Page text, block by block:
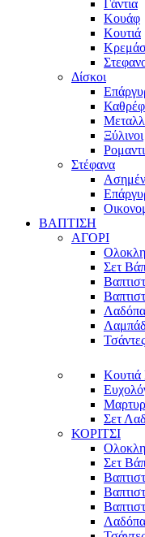
Γάντια
Κουάφ
Κουτιά
Δίσκοι
Ξύλινοι
Στέφανα
ΒΑΠΤΙΣΗ
ΑΓΟΡΙ
Σετ
Κουτιά
Σετ
ΚΟΡΙΤΣΙ
Σετ